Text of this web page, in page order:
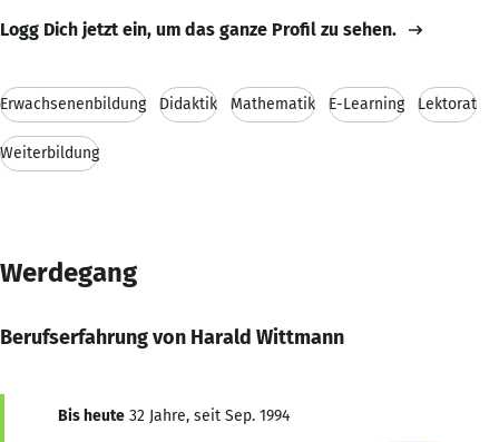
Logg Dich jetzt ein, um das ganze Profil zu sehen.
Erwachsenenbildung Didaktik Mathematik E-Learning Lektorat
Weiterbildung
Werdegang
Berufserfahrung von Harald Wittmann
Bis heute 32 Jahre, seit Sep. 1994